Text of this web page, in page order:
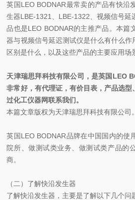
英国LEO BODNAR最常卖的产品有快沿
生器LBE-1321、LBE-1322、视频信号延
品也是LEO BODNAR的主推产品。本篇
器与视频信号延迟测试仪是什么有什么
区别是什么，以及这些产品的主要应用场
天津瑞思拜科技有限公司，是英国LEO
非常好，有代理证，有价目表，产品选
过化工仪器网联系我们。
本篇文章版权为天津瑞思拜科技有限公司。
英国LEO BODNAR品牌在中国国内的使
院所、做测试类业务、做测试类产品的
商。
（二）了解快沿发生器
了解快沿发生器，主要是了解以下几个问